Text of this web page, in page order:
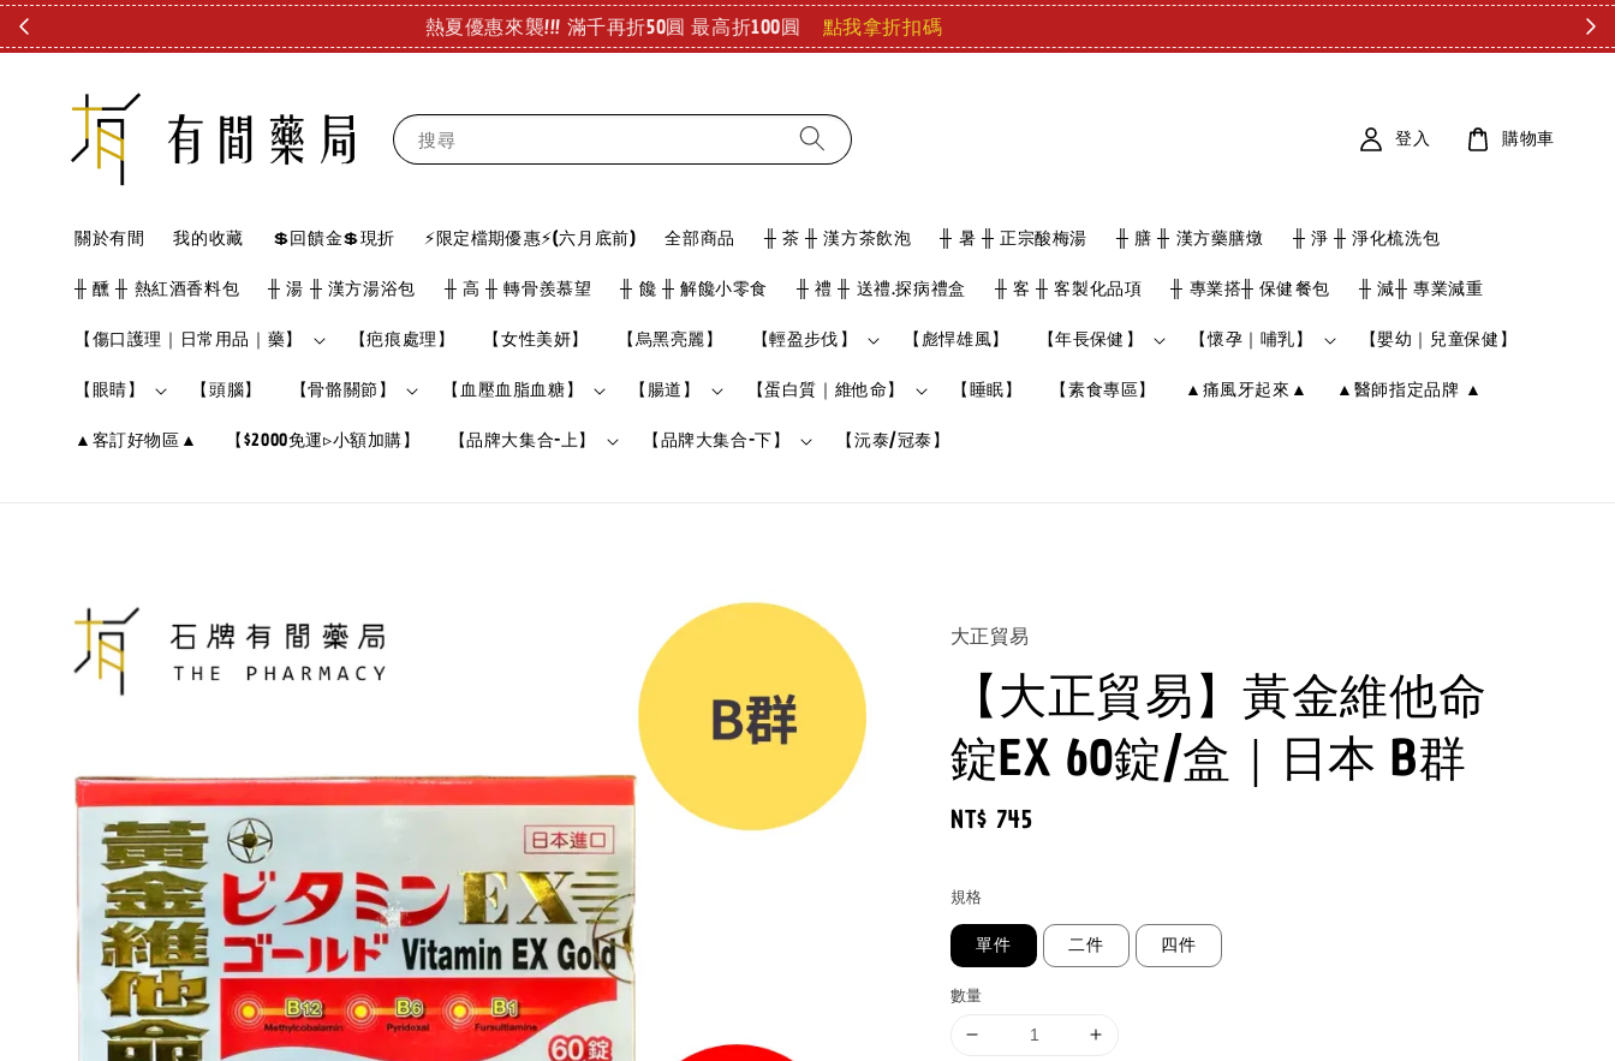
好冷好冷 儀式感要有!! 泡澡也能舒緩疲勞 療癒登場!
搜尋
關於有間 我的收藏 💲回饋金💲現折 ⚡限定檔期優惠⚡(六月底前) 全部商品 ╫ 茶 ╫ 漢方茶飲泡 ╫ 暑 ╫ 正宗酸梅湯 ╫ 膳 ╫ 漢方藥膳燉 ╫ 淨 ╫ 淨化梳洗包
╫ 醺 ╫ 熱紅酒香料包 ╫ 湯 ╫ 漢方湯浴包 ╫ 高 ╫ 轉骨羨慕望 ╫ 饞 ╫ 解饞小零食 ╫ 禮 ╫ 送禮.探病禮盒 ╫ 客 ╫ 客製化品項 ╫ 專業搭╫ 保健餐包 ╫ 減╫ 專業減重
【傷口護理｜日常用品｜藥】 【疤痕處理】 【女性美妍】 【烏黑亮麗】 【輕盈步伐】 【彪悍雄風】 【年長保健】 【懷孕｜哺乳】 【嬰幼｜兒童保健】
【眼睛】 【頭腦】 【骨骼關節】 【血壓血脂血糖】 【腸道】 【蛋白質｜維他命】 【睡眠】 【素食專區】 ▲痛風牙起來▲ ▲醫師指定品牌 ▲
▲客訂好物區▲ 【$2000免運▹小額加購】 【品牌大集合-上】 【品牌大集合-下】 【沅泰/冠泰】
登入 購物車
大正貿易
【大正貿易】黃金維他命
錠EX 60錠/盒｜日本 B群
Regular
NT$ 745
規格
單件 二件 四件
數量